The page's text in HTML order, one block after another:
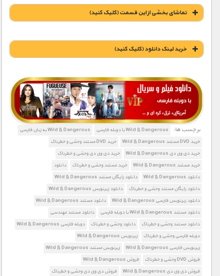
تماشای بخشی از این قسمت (کلیک کنید)
خريد لينک دانلود (کليک کنيد)
1900 تومان – خريد لينک دانلود (افزودن به سبد خريد)
برچسب ها: Wild & Dangerous با دوبله فارسی
Wild & Dangerous به زبان فارسی
خرید DVD مستند Wild & Dangerous
خرید DVD مستند وحشی و خطرناک
خرید دی وی دی Wild & Dangerous
خرید دی وی دی وحشی و خطرناک
خرید مستند Wild & Dangerous
خرید مستند وحشی و خطرناک
دانلود
دانلود Wild & Dangerous
دانلود رایگان مستند Wild & Dangerous
دانلود رایگان مستند وحشی و خطرناک
دانلود زیرنویس Wild & Dangerous
دانلود زیرنویس فارسی Wild & Dangerous
دانلود مستند Wild & Dangerous
دانلود مستند Wild & Dangerous با دوبله فارسی
دانلود مستند مهندسی
دانلود مستند وحشی و خطرناک
دانلود وحشی و خطرناک
دوبله فارسی Wild & Dangerous
دوبله فارسی وحشی و خطرناک
زیرنویس Wild & Dangerous
زیرنویس فارسی Wild & Dangerous
زیرنویس مستند Wild & Dangerous
فروش DVD وحشی و خطرناک
فروش Wild & Dangerous
فروش دی وی دی Wild & Dangerous
فروش دی وی دی وحشی و خطرناک